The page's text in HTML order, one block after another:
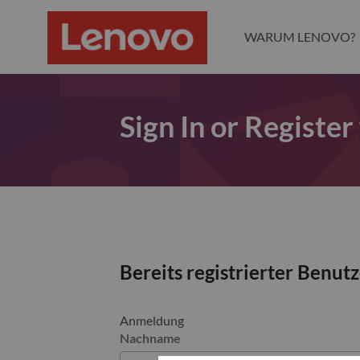
WARUM LENOVO?
Sign In or
Bereits registrierter
Anmeldung
Nachname